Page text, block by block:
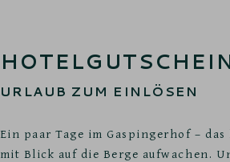
URLAUB ZUM EINLÖSEN
Ein paar Tage im Gaspingerhof –
mit Blick auf die Berge aufwachen.